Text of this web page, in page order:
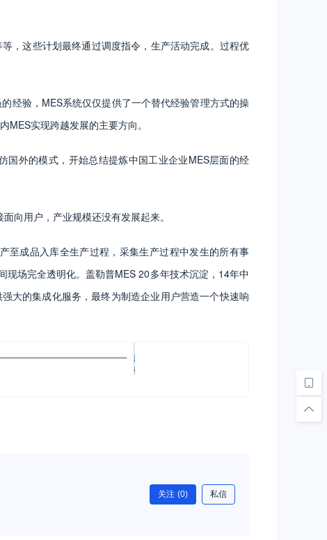
，这些计划最终通过调度指令，生产活动完成。过程优
经验，MES系统仅仅提供了一个替代经验管理方式的操
实现跨越发展的主要方向。
国外的模式，开始总结提炼中国工业企业MES层面的经
向用户，产业规模还没有发展起来。
至成品入库全生产过程，采集生产过程中发生的所有事
场完全透明化。盖勒普MES 20多年技术沉淀，14年中
大的集成化服务，最终为制造企业用户营造一个快速响
关注 (0) 私信